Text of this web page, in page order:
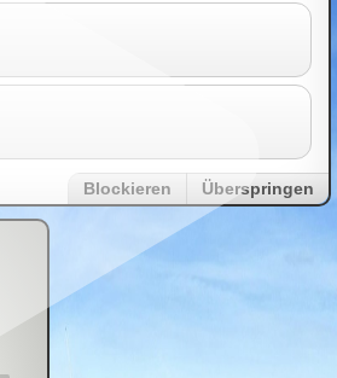
Blockieren Überspringen